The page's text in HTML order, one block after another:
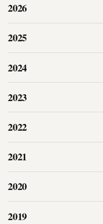
2026
2025
2024
2023
2022
2021
2020
2019